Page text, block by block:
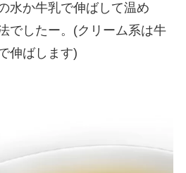
水か牛乳で伸ばして温め
でしたー。(クリーム系は牛
伸ばします)